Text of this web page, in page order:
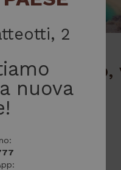
e
2
nuova